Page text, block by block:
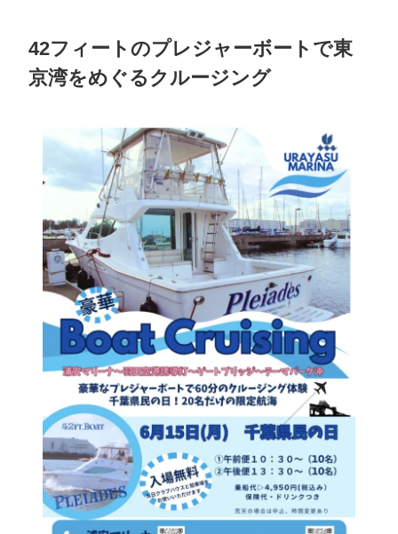
42フィートのプレジャーボートで東
京湾をめぐるクルージング